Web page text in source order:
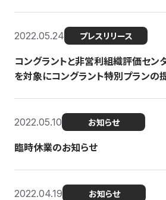
2022.05.24 プレスリリース
コングラントと非営利組織評価セン
を対象にコングラント特別プランの
2022.05.10 お知らせ
臨時休業のお知らせ
2022.04.19 お知らせ